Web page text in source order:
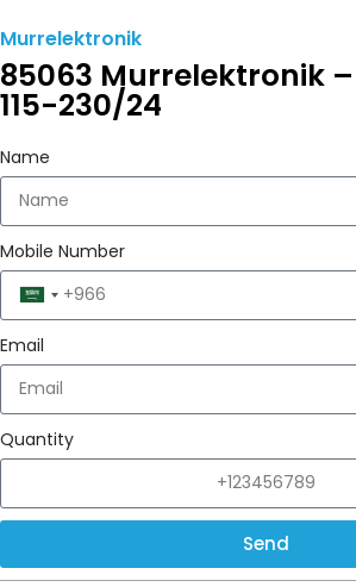
Murrelektronik
85063 Murrelektronik
115-230/24
Name
Mobile Number
Saudi
Arabia
+966
Email
Quantity
Send